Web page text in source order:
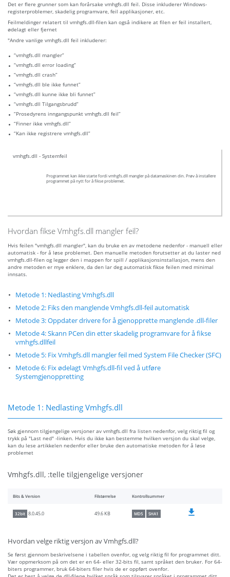
Det er flere grunner som kan forårsake vmhgfs.dll feil. Disse inkluderer Windows-
registerproblemer, skadelig programvare, feil applikasjoner, etc.
Feilmeldinger relatert til vmhgfs.dll-filen kan også indikere at filen er feil installert,
ødelagt eller fjernet
"Andre vanlige vmhgfs.dll feil inkluderer:
“vmhgfs.dll mangler”
“vmhgfs.dll error loading”
“vmhgfs.dll crash”
“vmhgfs.dll ble ikke funnet”
“vmhgfs.dll kunne ikke bli funnet”
“vmhgfs.dll Tilgangsbrudd”
“Prosedyrens inngangspunkt vmhgfs.dll feil”
“Finner ikke vmhgfs.dll”
“Kan ikke registrere vmhgfs.dll”
vmhgfs.dll - Systemfeil
Programmet kan ikke starte fordi vmhgfs.dll mangler på datamaskinen din. Prøv å installere
programmet på nytt for å fikse problemet.
Hvordan fikse Vmhgfs.dll mangler feil?
Hvis feilen "vmhgfs.dll mangler", kan du bruke en av metodene nedenfor - manuell eller
automatisk - for å løse problemet. Den manuelle metoden forutsetter at du laster ned
vmhgfs.dll-filen og legger den i mappen for spill / applikasjonsinstallasjon, mens den
andre metoden er mye enklere, da den lar deg automatisk fikse feilen med minimal
innsats.
Metode 1: Nedlasting Vmhgfs.dll
Metode 2: Fiks den manglende Vmhgfs.dll-feil automatisk
Metode 3: Oppdater drivere for å gjenopprette manglende .dll-filer
Metode 4: Skann PCen din etter skadelig programvare for å fikse
vmhgfs.dllfeil
Metode 5: Fix Vmhgfs.dll mangler feil med System File Checker (SFC)
Metode 6: Fix ødelagt Vmhgfs.dll-fil ved å utføre
Systemgjenoppretting
Metode 1: Nedlasting Vmhgfs.dll
Søk gjennom tilgjengelige versjoner av vmhgfs.dll fra listen nedenfor, velg riktig fil og
trykk på "Last ned" -linken. Hvis du ikke kan bestemme hvilken versjon du skal velge,
kan du lese artikkelen nedenfor eller bruke den automatiske metoden for å løse
problemet
Vmhgfs.dll, :telle tilgjengelige versjoner
Bits & Version Filstørrelse Kontrollsummer
32bit 8.0.45.0 49.6 KB MD5 SHA1
Hvordan velge riktig versjon av Vmhgfs.dll?
Se først gjennom beskrivelsene i tabellen ovenfor, og velg riktig fil for programmet ditt.
Vær oppmerksom på om det er en 64- eller 32-bits fil, samt språket den bruker. For 64-
biters programmer, bruk 64-biters filer hvis de er oppført ovenfor.